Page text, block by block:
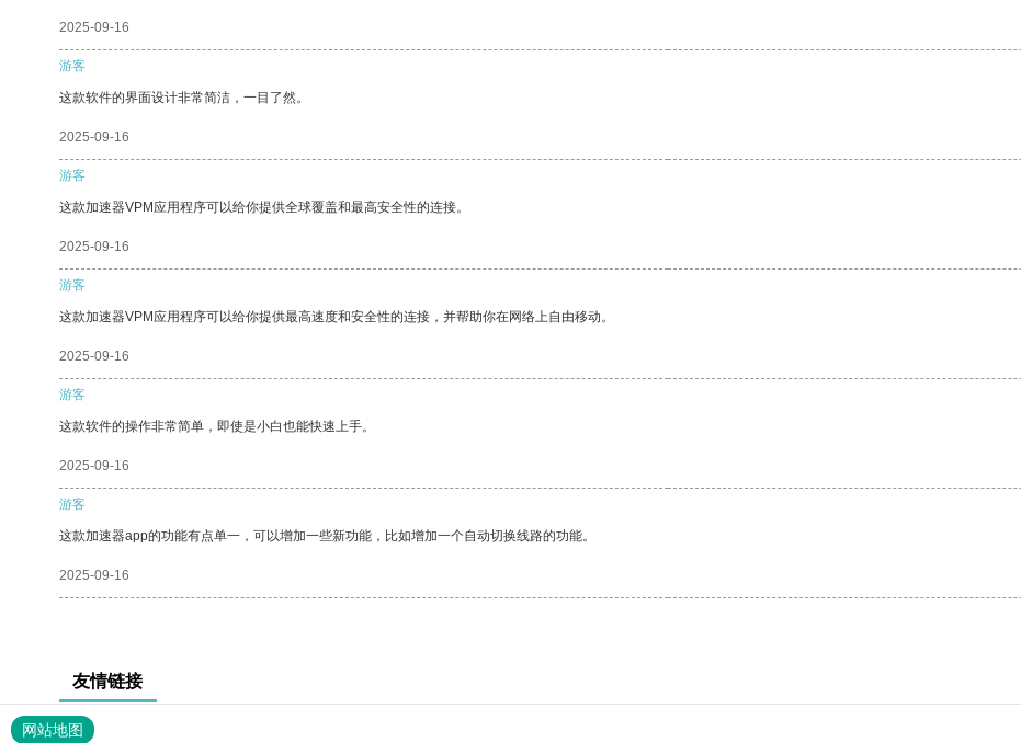
2025-09-16
游客
这款软件的界面设计非常简洁，一目了然。
2025-09-16
游客
这款加速器VPM应用程序可以给你提供全球覆盖和最高安全性的连接。
2025-09-16
游客
这款加速器VPM应用程序可以给你提供最高速度和安全性的连接，并帮助你在网络上自由移动。
2025-09-16
游客
这款软件的操作非常简单，即使是小白也能快速上手。
2025-09-16
游客
这款加速器app的功能有点单一，可以增加一些新功能，比如增加一个自动切换线路的功能。
2025-09-16
友情链接
网站地图